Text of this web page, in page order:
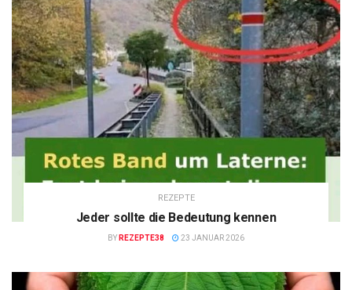
REZEPTE
Jeder sollte die Bedeutung kennen
BY REZEPTE38 23 JANUAR 2026